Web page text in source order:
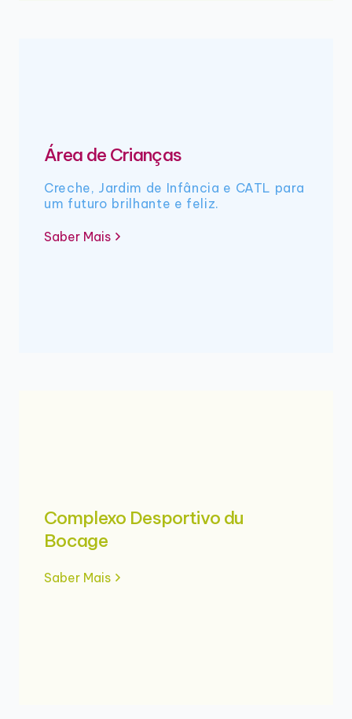
Área de Crianças
Creche, Jardim de Infância e CATL para
um futuro brilhante e feliz.
Saber Mais
Complexo Desportivo du
Bocage
Saber Mais